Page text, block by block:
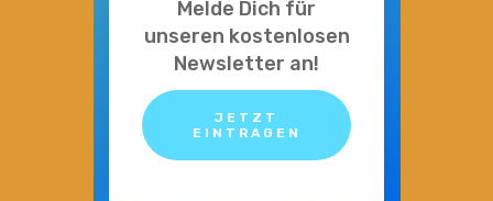
Melde Dich für
unseren kostenlosen
Newsletter an!
JETZT
EINTRAGEN